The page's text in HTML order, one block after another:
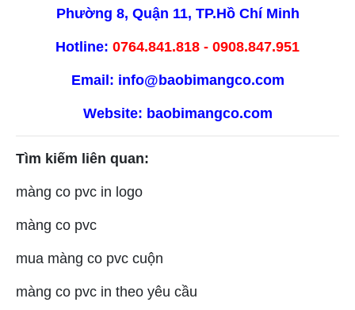
Phường 8, Quận 11, TP.Hồ Chí Minh
Hotline: 0764.841.818 - 0908.847.951
Email: info@baobimangco.com
Website: baobimangco.com
Tìm kiếm liên quan:
màng co pvc in logo
màng co pvc
mua màng co pvc cuộn
màng co pvc in theo yêu cầu